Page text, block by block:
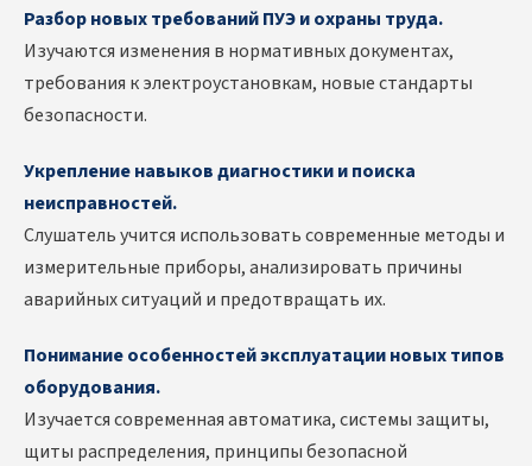
Разбор новых требований ПУЭ и охраны труда.
Изучаются изменения в нормативных документах,
требования к электроустановкам, новые стандарты
безопасности.
Укрепление навыков диагностики и поиска
неисправностей.
Слушатель учится использовать современные методы и
измерительные приборы, анализировать причины
аварийных ситуаций и предотвращать их.
Понимание особенностей эксплуатации новых типов
оборудования.
Изучается современная автоматика, системы защиты,
щиты распределения, принципы безопасной